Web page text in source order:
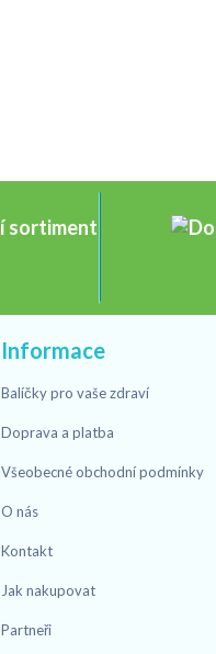
Informace
Balíčky pro vaše zdraví
Doprava a platba
Všeobecné obchodní podmínky
O nás
Kontakt
Jak nakupovat
Partneři